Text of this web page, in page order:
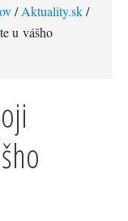
/Aktuality.sk/
u vášho